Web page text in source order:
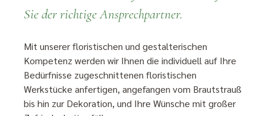
Sie der richtige Ansprechpartner.
Mit unserer floristischen und gestalterischen
Kompetenz werden wir Ihnen die individuell auf Ihre
Bedürfnisse zugeschnittenen floristischen
Werkstücke anfertigen, angefangen vom Brautstrauß
bis hin zur Dekoration, und Ihre Wünsche mit großer